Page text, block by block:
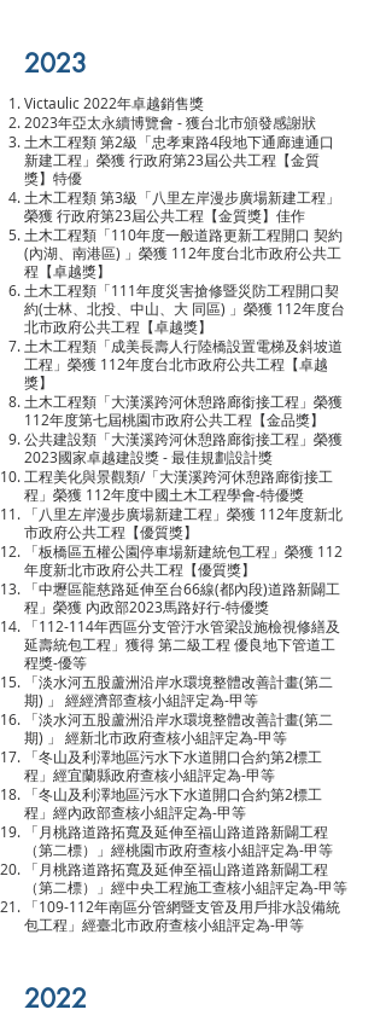
2023
Victaulic 2022年卓越銷售獎
2023年亞太永續博覽會 - 獲台北市頒發感謝狀
土木工程類 第2級「忠孝東路4段地下通廊連通口
新建工程」榮獲 行政府第23屆公共工程【金質
獎】特優
土木工程類 第3級「八里左岸漫步廣場新建工程」
榮獲 行政府第23屆公共工程【金質獎】佳作
土木工程類「110年度一般道路更新工程開口 契約
(內湖、南港區) 」榮獲 112年度台北市政府公共工
程【卓越獎】
土木工程類「111年度災害搶修暨災防工程開口契
約(士林、北投、中山、大 同區) 」榮獲 112年度台
北市政府公共工程【卓越獎】
土木工程類「成美長壽人行陸橋設置電梯及斜坡道
工程」榮獲 112年度台北市政府公共工程【卓越
獎】
土木工程類「大漢溪跨河休憩路廊銜接工程」榮獲
112年度第七屆桃園市政府公共工程【金品獎】
公共建設類「大漢溪跨河休憩路廊銜接工程」榮獲
2023國家卓越建設獎 - 最佳規劃設計獎
工程美化與景觀類/「大漢溪跨河休憩路廊銜接工
程」榮獲 112年度中國土木工程學會-特優獎
「八里左岸漫步廣場新建工程」榮獲 112年度新北
市政府公共工程【優質獎】
「板橋區五權公園停車場新建統包工程」榮獲 112
年度新北市政府公共工程【優質獎】
「中壢區龍慈路延伸至台66線(都內段)道路新闢工
程」榮獲 內政部2023馬路好行-特優獎
「112-114年西區分支管汙水管梁設施檢視修繕及
延壽統包工程」獲得 第二級工程 優良地下管道工
程獎-優等
「淡水河五股蘆洲沿岸水環境整體改善計畫(第二
期) 」 經經濟部查核小組評定為-甲等
「淡水河五股蘆洲沿岸水環境整體改善計畫(第二
期) 」 經新北市政府查核小組評定為-甲等
「冬山及利澤地區污水下水道開口合約第2標工
程」經宜蘭縣政府查核小組評定為-甲等
「冬山及利澤地區污水下水道開口合約第2標工
程」經內政部查核小組評定為-甲等
「月桃路道路拓寬及延伸至福山路道路新闢工程
（第二標）」經桃園市政府查核小組評定為-甲等
「月桃路道路拓寬及延伸至福山路道路新闢工程
（第二標）」經中央工程施工查核小組評定為-甲等
「109-112年南區分管網暨支管及用戶排水設備統
包工程」經臺北市政府查核小組評定為-甲等
2022